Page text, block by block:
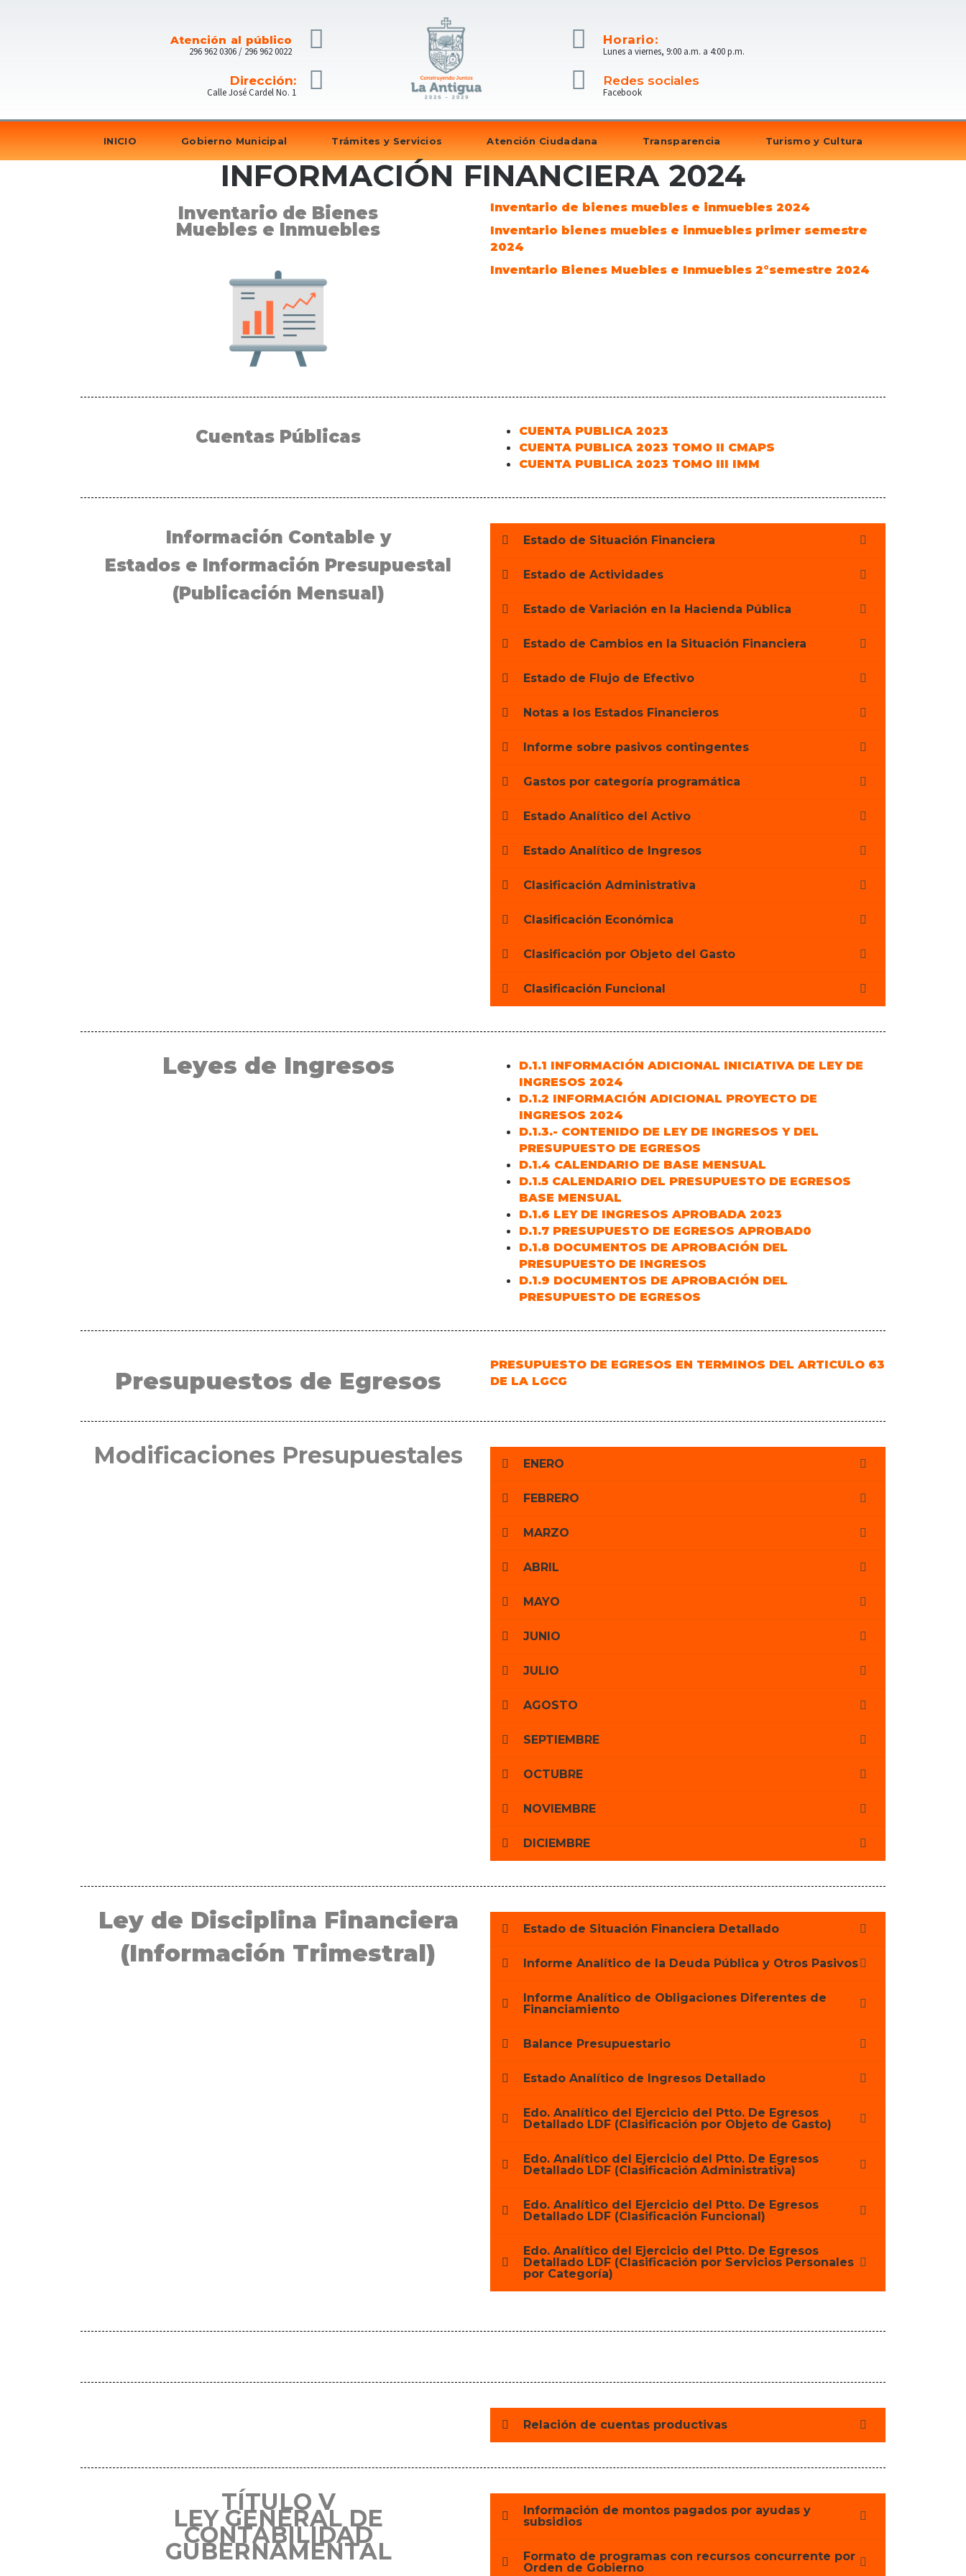
Atención al público
296 962 0306 / 296 962 0022
Dirección:
Calle José Cardel No. 1
Horario:
Lunes a viernes, 9:00 a.m. a 4:00 p.m.
Redes sociales
Facebook
INICIO Gobierno Municipal Trámites y Servicios Atención Ciudadana Transparencia Turismo y Cultura
INFORMACIÓN FINANCIERA 2024
Inventario de Bienes
Muebles e Inmuebles
Inventario de bienes muebles e inmuebles 2024
Inventario bienes muebles e inmuebles primer semestre
2024
Inventario Bienes Muebles e Inmuebles 2°semestre 2024
Cuentas Públicas
CUENTA PUBLICA 2023
CUENTA PUBLICA 2023 TOMO II CMAPS
CUENTA PUBLICA 2023 TOMO III IMM
Información Contable y
Estados e Información Presupuestal
(Publicación Mensual)
Estado de Situación Financiera
Estado de Actividades
Estado de Variación en la Hacienda Pública
Estado de Cambios en la Situación Financiera
Estado de Flujo de Efectivo
Notas a los Estados Financieros
Informe sobre pasivos contingentes
Gastos por categoría programática
Estado Analítico del Activo
Estado Analítico de Ingresos
Clasificación Administrativa
Clasificación Económica
Clasificación por Objeto del Gasto
Clasificación Funcional
Leyes de Ingresos
D.1.1 INFORMACIÓN ADICIONAL INICIATIVA DE LEY DE
INGRESOS 2024
D.1.2 INFORMACIÓN ADICIONAL PROYECTO DE
INGRESOS 2024
D.1.3.- CONTENIDO DE LEY DE INGRESOS Y DEL
PRESUPUESTO DE EGRESOS
D.1.4 CALENDARIO DE BASE MENSUAL
D.1.5 CALENDARIO DEL PRESUPUESTO DE EGRESOS
BASE MENSUAL
D.1.6 LEY DE INGRESOS APROBADA 2023
D.1.7 PRESUPUESTO DE EGRESOS APROBAD0
D.1.8 DOCUMENTOS DE APROBACIÓN DEL
PRESUPUESTO DE INGRESOS
D.1.9 DOCUMENTOS DE APROBACIÓN DEL
PRESUPUESTO DE EGRESOS
Presupuestos de Egresos
PRESUPUESTO DE EGRESOS EN TERMINOS DEL ARTICULO 63
DE LA LGCG
Modificaciones Presupuestales ENERO
FEBRERO
MARZO
ABRIL
MAYO
JUNIO
JULIO
AGOSTO
SEPTIEMBRE
OCTUBRE
NOVIEMBRE
DICIEMBRE
Ley de Disciplina Financiera
(Información Trimestral)
Estado de Situación Financiera Detallado
Informe Analítico de la Deuda Pública y Otros Pasivos
Informe Analítico de Obligaciones Diferentes de
Financiamiento
Balance Presupuestario
Estado Analítico de Ingresos Detallado
Edo. Analítico del Ejercicio del Ptto. De Egresos
Detallado LDF (Clasificación por Objeto de Gasto)
Edo. Analítico del Ejercicio del Ptto. De Egresos
Detallado LDF (Clasificación Administrativa)
Edo. Analítico del Ejercicio del Ptto. De Egresos
Detallado LDF (Clasificación Funcional)
Edo. Analítico del Ejercicio del Ptto. De Egresos
Detallado LDF (Clasificación por Servicios Personales
por Categoría)
Relación de cuentas productivas
TÍTULO V
LEY GENERAL DE
CONTABILIDAD
GUBERNAMENTAL
Información de montos pagados por ayudas y
subsidios
Formato de programas con recursos concurrente por
Orden de Gobierno